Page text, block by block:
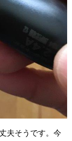
夫そうです。今